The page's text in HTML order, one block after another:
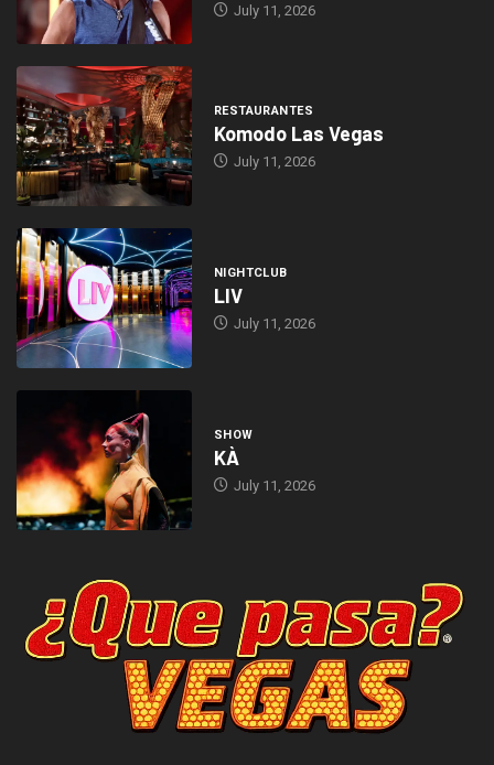
July 11, 2026
RESTAURANTES
Komodo Las Vegas
July 11, 2026
NIGHTCLUB
LIV
July 11, 2026
SHOW
KÀ
July 11, 2026